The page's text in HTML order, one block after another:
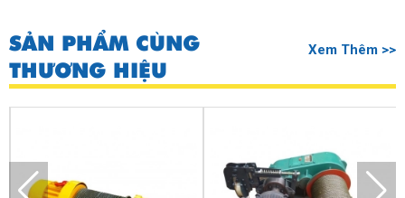
SẢN PHẨM CÙNG
THƯƠNG HIỆU
Xem Thêm >>